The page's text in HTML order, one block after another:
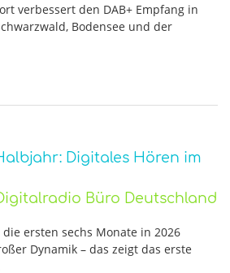
verbessert den DAB+ Empfang in
Bodensee und der
Digitales Hören im
Büro Deutschland
die ersten sechs Monate in 2026
Dynamik – das zeigt das erste